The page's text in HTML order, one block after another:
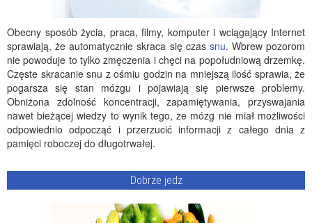
Obecny sposób życia, praca, filmy, komputer i wciągający Internet
sprawiają, że automatycznie skraca się czas snu. Wbrew pozorom
nie powoduje to tylko zmęczenia i chęci na popołudniową drzemkę.
Częste skracanie snu z ośmiu godzin na mniejszą ilość sprawia, że
pogarsza się stan mózgu i pojawiają się pierwsze problemy.
Obniżona zdolność koncentracji, zapamiętywania, przyswajania
nawet bieżącej wiedzy to wynik tego, ze mózg nie miał możliwości
odpowiednio odpocząć i przerzucić informacji z całego dnia z
pamięci roboczej do długotrwałej.
Dobrze jedz